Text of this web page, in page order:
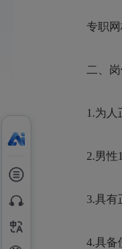
专职网
二、岗
1.为人正
2.男性18
3.具有正
4.具备使